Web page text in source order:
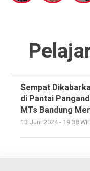
Sempat
di Pantai
MTs Bandung
13 Juni 2024 - 19:38